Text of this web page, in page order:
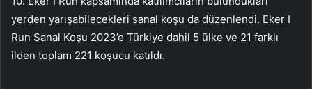
yerden yarışabilecekleri sanal koşu da düzenlendi. Eker I
Run Sanal Koşu 2023’e Türkiye dahil 5 ülke ve 21 farklı
ilden toplam 221 koşucu katıldı.